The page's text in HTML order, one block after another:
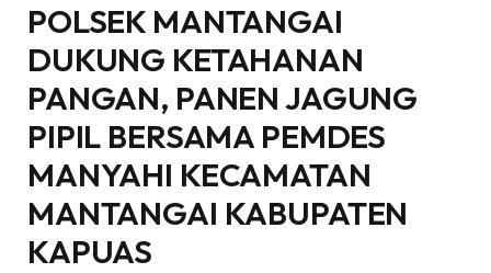
POLSEK MANTANGAI
DUKUNG KETAHANAN
PANGAN, PANEN JAGUNG
PIPIL BERSAMA PEMDES
MANYAHI KECAMATAN
MANTANGAI KABUPATEN
KAPUAS